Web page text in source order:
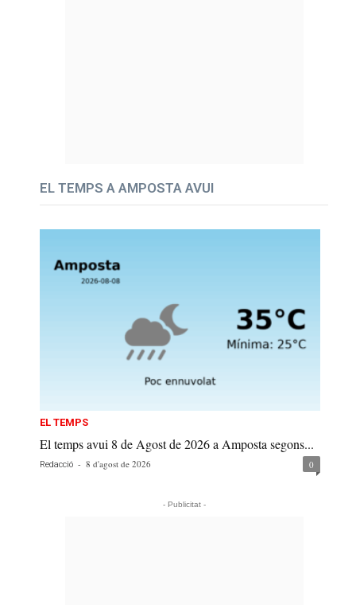
EL TEMPS A AMPOSTA AVUI
EL TEMPS
El temps avui 8 de Agost de 2026 a Amposta segons...
Redacció - 8 d'agost de 2026 0
- Publicitat -